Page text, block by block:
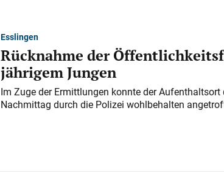
Esslingen
Rücknahme der
jährigem Jungen
Im Zuge der Ermittlungen konnte der
Nachmittag durch die Polizei wohlbehalten